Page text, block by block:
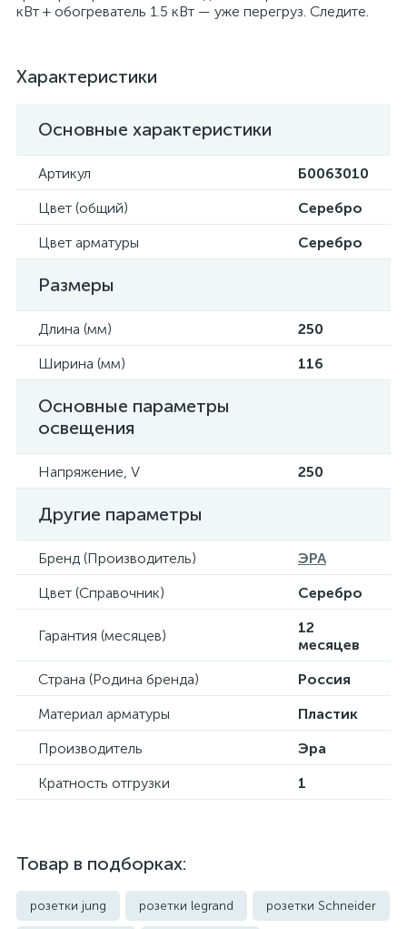
кВт + обогреватель 1.5 кВт — уже перегруз. Следите.
Характеристики
Основные характеристики
Артикул
Б0063010
Цвет (общий)
Серебро
Цвет арматуры
Серебро
Размеры
Длина (мм)
250
Ширина (мм)
116
Основные параметры
освещения
Напряжение, V 250
Другие параметры
Бренд (Производитель)
ЭРА
Цвет (Справочник)
Серебро
Гарантия (месяцев)
12
месяцев
Страна (Родина бренда)
Россия
Материал арматуры
Пластик
Производитель
Эра
Кратность отгрузки
1
Товар в подборках:
розетки jung розетки legrand розетки Schneider